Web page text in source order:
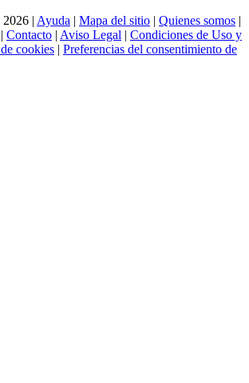
2026 | Ayuda | Mapa del sitio | Quienes somos |
| Contacto | Aviso Legal | Condiciones de Uso y
cookies | Preferencias del consentimiento de